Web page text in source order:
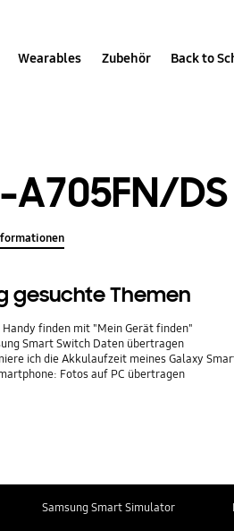
Wearables Zubehör Back to
A705FN/DS
gesuchte Themen
Handy finden mit "Mein Gerät finden"
Smart Switch Daten übertragen
ich die Akkulaufzeit meines Galaxy
Fotos auf PC übertragen
Samsung Smart Simulator